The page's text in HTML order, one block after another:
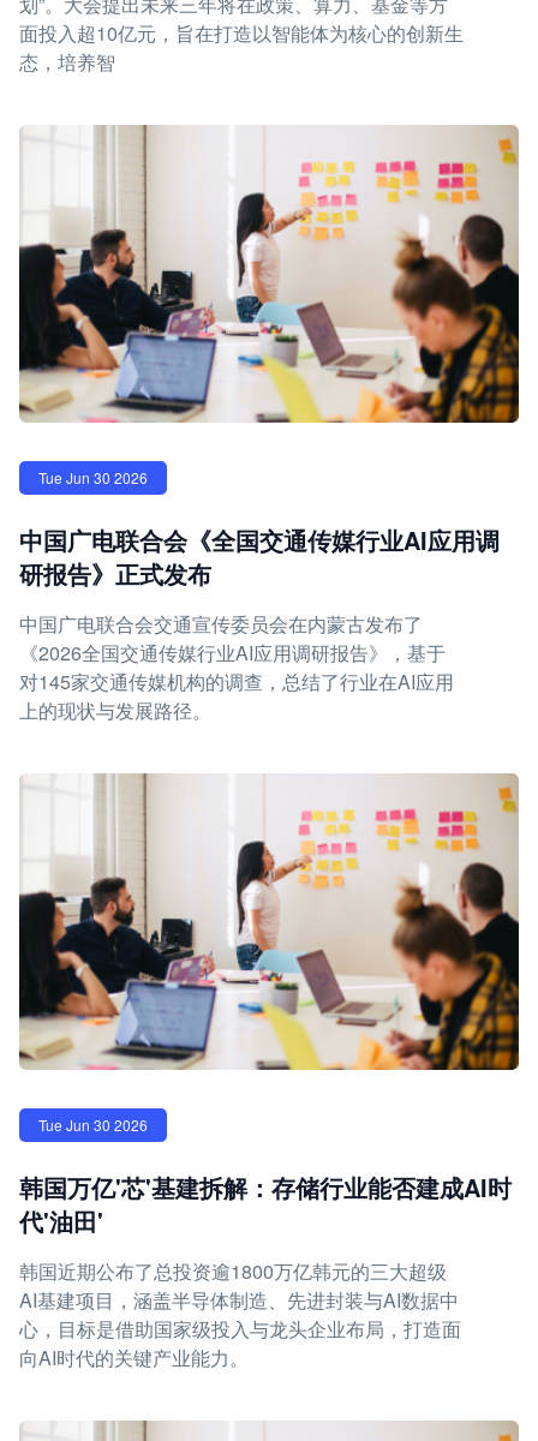
面投入超10亿元，旨在打造以智能体为核心的创新生
态，培养智
Tue Jun 30 2026
中国广电联合会《全国交通传媒行业AI应用调
研报告》正式发布
中国广电联合会交通宣传委员会在内蒙古发布了
《2026全国交通传媒行业AI应用调研报告》，基于
对145家交通传媒机构的调查，总结了行业在AI应用
上的现状与发展路径。
Tue Jun 30 2026
韩国万亿'芯'基建拆解：存储行业能否建成AI时
代'油田'
韩国近期公布了总投资逾1800万亿韩元的三大超级
AI基建项目，涵盖半导体制造、先进封装与AI数据中
心，目标是借助国家级投入与龙头企业布局，打造面
向AI时代的关键产业能力。